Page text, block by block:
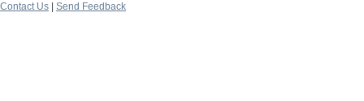
Contact Us
Send Feedback